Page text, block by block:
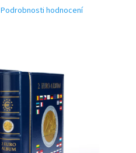
Podrobnosti hodnocení